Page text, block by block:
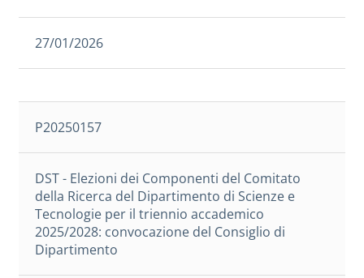
27/01/2026
P20250157
DST - Elezioni dei Componenti del Comitato
della Ricerca del Dipartimento di Scienze e
Tecnologie per il triennio accademico
2025/2028: convocazione del Consiglio di
Dipartimento